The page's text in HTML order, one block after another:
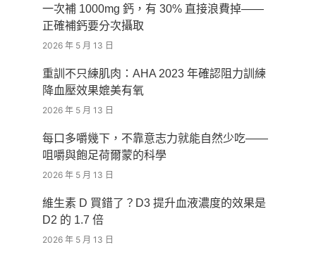
一次補 1000mg 鈣，有 30% 直接浪費掉——
正確補鈣要分次攝取
2026 年 5 月 13 日
重訓不只練肌肉：AHA 2023 年確認阻力訓練
降血壓效果媲美有氧
2026 年 5 月 13 日
每口多嚼幾下，不靠意志力就能自然少吃——
咀嚼與飽足荷爾蒙的科學
2026 年 5 月 13 日
維生素 D 買錯了？D3 提升血液濃度的效果是
D2 的 1.7 倍
2026 年 5 月 13 日